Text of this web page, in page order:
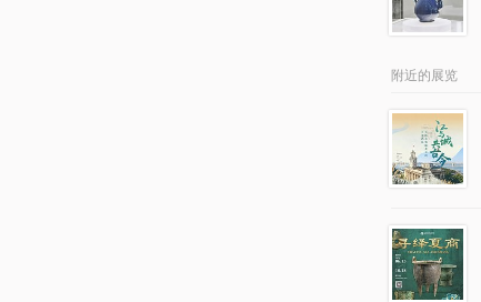
附近的展览